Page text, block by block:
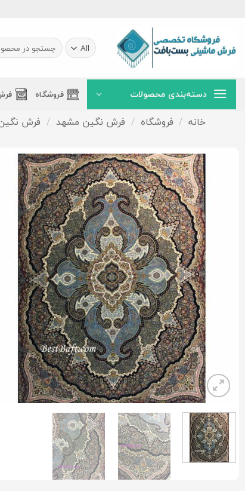
content
جستجو
برای:
دسته‌بندی محصولات فروشگاه
خانه / فروشگاه / فرش نگین مشهد / فرش نگین